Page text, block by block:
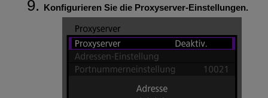
Konfigurieren Sie die Proxyserver-Einstellungen.